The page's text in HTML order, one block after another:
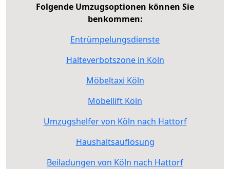
Folgende Umzugsoptionen können Sie
benkommen:
Entrümpelungsdienste
Halteverbotszone in Köln
Möbeltaxi Köln
Möbellift Köln
Umzugshelfer von Köln nach Hattorf
Haushaltsauflösung
Beiladungen von Köln nach Hattorf